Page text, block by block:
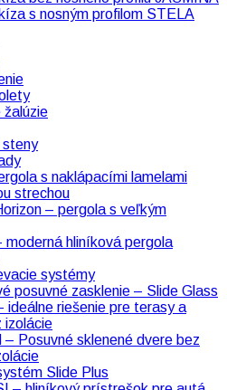
s nosným profilom STELA
žalúzie
steny
s naklápacími lamelami
strechou
– pergola s veľkým
moderná hliníková pergola
systémy
posuvné zasklenie – Slide Glass
ideálne riešenie pre terasy a
izolácie
– Posuvné sklenené dvere bez
Slide Plus